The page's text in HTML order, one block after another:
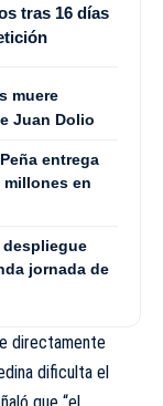
tras 16 días
muere
Juan Dolio
entrega
millones en
jornada de
directamente
dificulta el